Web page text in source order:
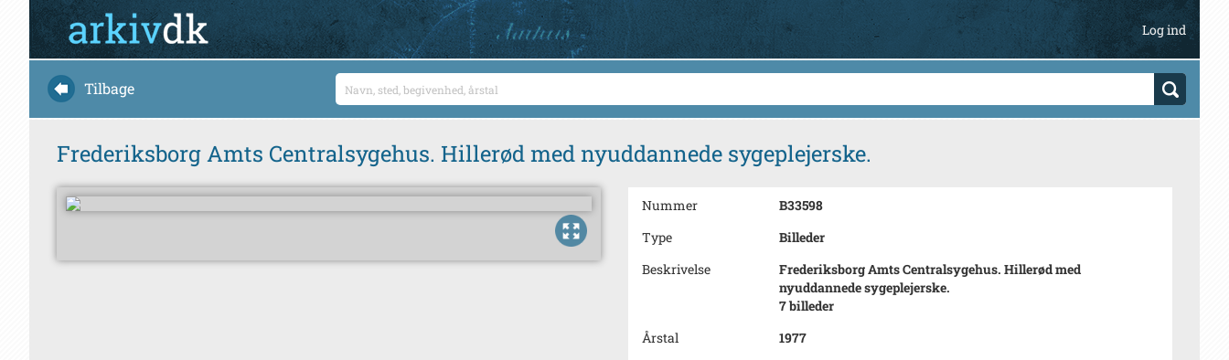
Log ind
Tilbage
Frederiksborg Amts Centralsygehus. Hillerød med nyuddannede sygeplejerske.
Nummer
B33598
Type
Billeder
Beskrivelse
Frederiksborg Amts Centralsygehus. Hillerød med
nyuddannede sygeplejerske.
7 billeder
Årstal
1977